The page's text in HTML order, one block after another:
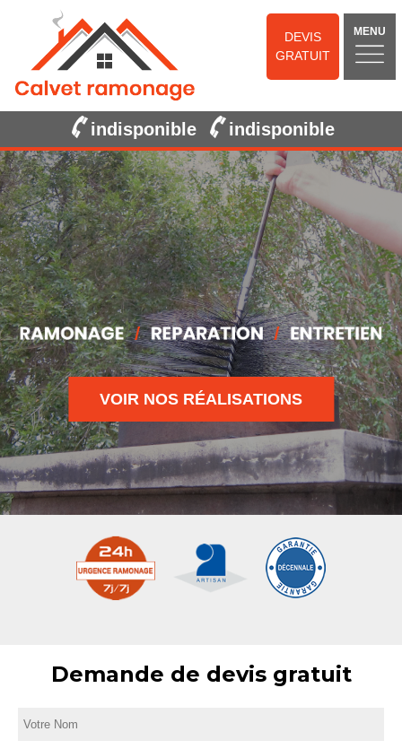
DEVIS
GRATUIT
MENU
indisponible indisponible
VOIR NOS RÉALISATIONS
Demande de devis gratuit